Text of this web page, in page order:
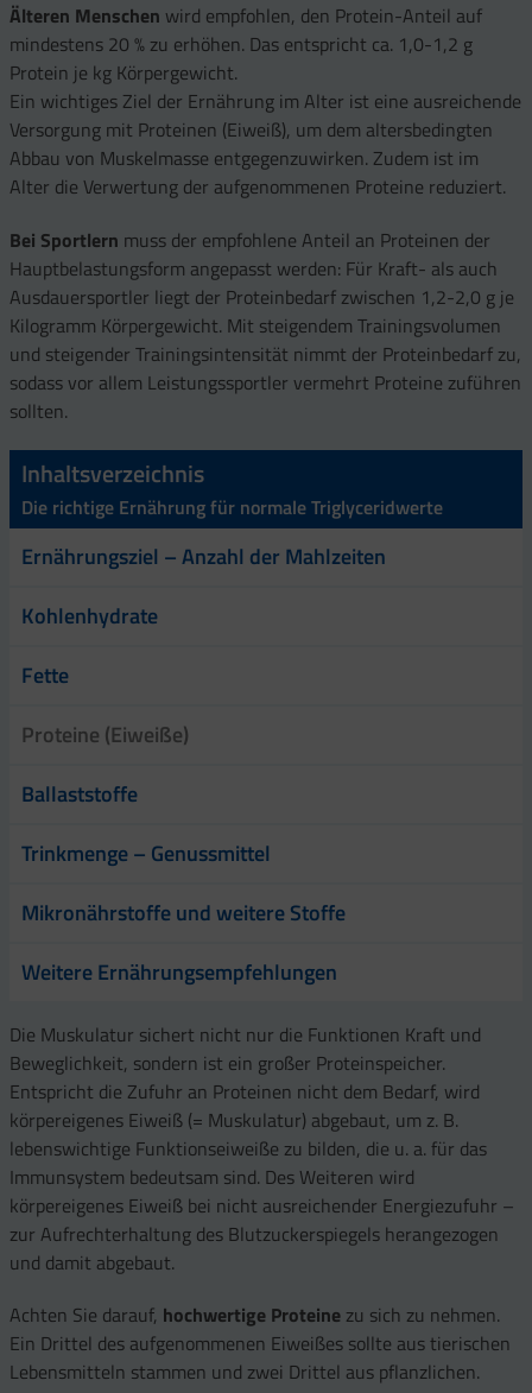
Älteren Menschen wird empfohlen, den Protein-Anteil auf
mindestens 20 % zu erhöhen. Das entspricht ca. 1,0-1,2 g
Protein je kg Körpergewicht.
Ein wichtiges Ziel der Ernährung im Alter ist eine ausreichende
Versorgung mit Proteinen (Eiweiß), um dem altersbedingten
Abbau von Muskelmasse entgegenzuwirken. Zudem ist im
Alter die Verwertung der aufgenommenen Proteine reduziert.
Bei Sportlern muss der empfohlene Anteil an Proteinen der
Hauptbelastungsform angepasst werden: Für Kraft- als auch
Ausdauersportler liegt der Proteinbedarf zwischen 1,2-2,0 g je
Kilogramm Körpergewicht. Mit steigendem Trainingsvolumen
und steigender Trainingsintensität nimmt der Proteinbedarf zu,
sodass vor allem Leistungssportler vermehrt Proteine zuführen
sollten.
Inhaltsverzeichnis
Die richtige Ernährung für normale Triglyceridwerte
Ernährungsziel – Anzahl der Mahlzeiten
Kohlenhydrate
Fette
Proteine (Eiweiße)
Ballaststoffe
Trinkmenge – Genussmittel
Mikronährstoffe und weitere Stoffe
Weitere Ernährungsempfehlungen
Die Muskulatur sichert nicht nur die Funktionen Kraft und
Beweglichkeit, sondern ist ein großer Proteinspeicher.
Entspricht die Zufuhr an Proteinen nicht dem Bedarf, wird
körpereigenes Eiweiß (= Muskulatur) abgebaut, um z. B.
lebenswichtige Funktionseiweiße zu bilden, die u. a. für das
Immunsystem bedeutsam sind. Des Weiteren wird
körpereigenes Eiweiß bei nicht ausreichender Energiezufuhr –
zur Aufrechterhaltung des Blutzuckerspiegels herangezogen
und damit abgebaut.
Achten Sie darauf, hochwertige Proteine zu sich zu nehmen.
Ein Drittel des aufgenommenen Eiweißes sollte aus tierischen
Lebensmitteln stammen und zwei Drittel aus pflanzlichen.